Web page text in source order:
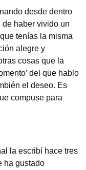
desde dentro
de haber vivido un
tenías la misma
alegre y
cosas que la
del que hablo
el deseo. Es
compuse para
la escribí hace tres
ha gustado